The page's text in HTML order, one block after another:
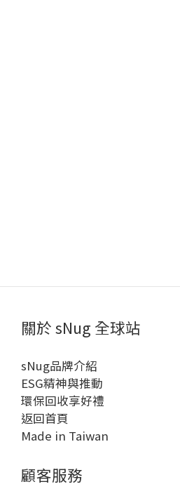
關於 sNug 全球站
sNug品牌介紹
ESG精神與推動
環保回收享好禮
返回首頁
Made in Taiwan
顧客服務